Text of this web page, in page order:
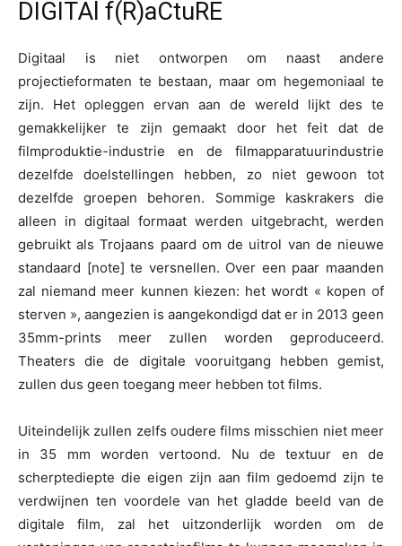
DIGITAl f(R)aCtuRE
Digitaal is niet ontworpen om naast andere
projectieformaten te bestaan, maar om hegemoniaal te
zijn. Het opleggen ervan aan de wereld lijkt des te
gemakkelijker te zijn gemaakt door het feit dat de
filmproduktie-industrie en de filmapparatuurindustrie
dezelfde doelstellingen hebben, zo niet gewoon tot
dezelfde groepen behoren. Sommige kaskrakers die
alleen in digitaal formaat werden uitgebracht, werden
gebruikt als Trojaans paard om de uitrol van de nieuwe
standaard [note] te versnellen. Over een paar maanden
zal niemand meer kunnen kiezen: het wordt « kopen of
sterven », aangezien is aangekondigd dat er in 2013 geen
35mm-prints meer zullen worden geproduceerd.
Theaters die de digitale vooruitgang hebben gemist,
zullen dus geen toegang meer hebben tot films.
Uiteindelijk zullen zelfs oudere films misschien niet meer
in 35 mm worden vertoond. Nu de textuur en de
scherptediepte die eigen zijn aan film gedoemd zijn te
verdwijnen ten voordele van het gladde beeld van de
digitale film, zal het uitzonderlijk worden om de